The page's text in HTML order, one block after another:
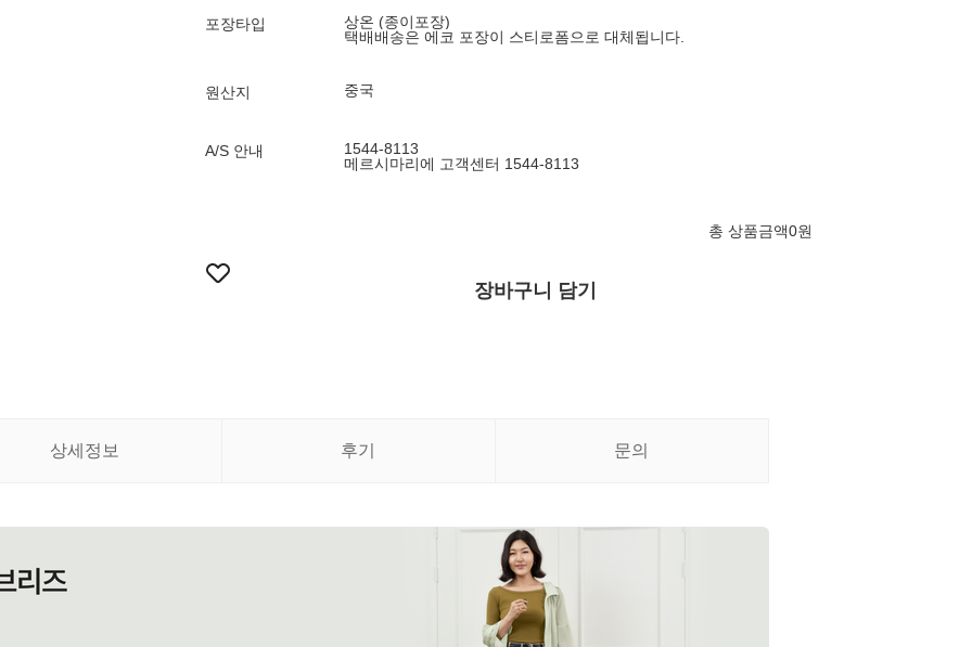
포장타입
상온 (종이포장)
택배배송은 에코 포장이 스티로폼으로 대체됩니다.
원산지 중국
A/S 안내
1544-8113
메르시마리에 고객센터 1544-8113
총 상품금액0원
장바구니 담기
상세정보 후기 문의